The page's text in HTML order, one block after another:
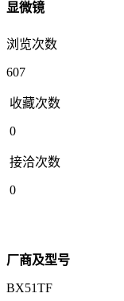
显微镜
浏览次数
607
收藏次数
0
接洽次数
0
厂商及型号
BX51TF